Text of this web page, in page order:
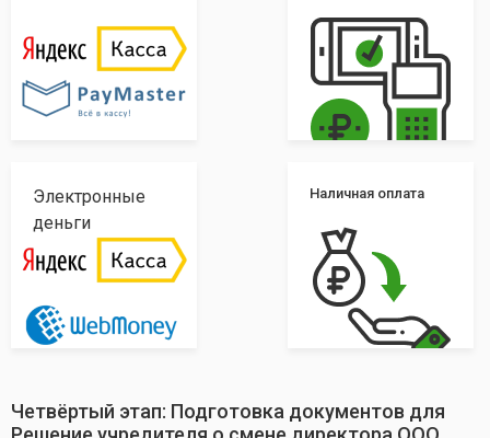
Электронные
деньги
Наличная оплата
Четвёртый этап: Подготовка документов для